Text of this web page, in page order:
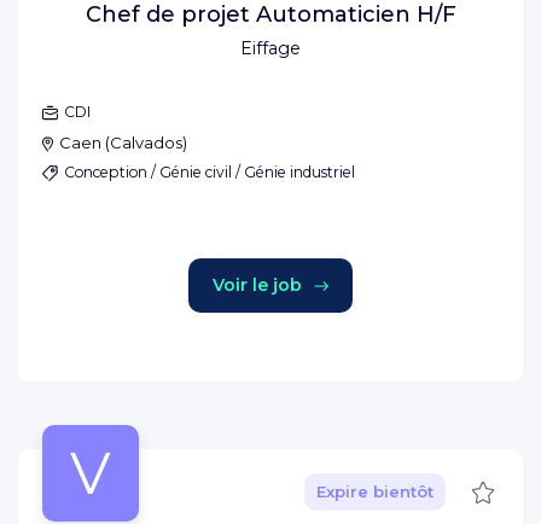
Eiffage
Chef de projet Automaticien H/F
CDI
Caen (Calvados)
Conception / Génie civil / Génie industriel
Voir le job
V Expire bientôt